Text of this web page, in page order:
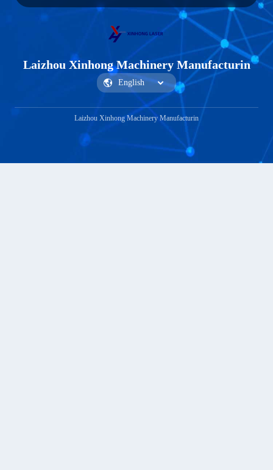
Laizhou Xinhong Machinery Manufacturin
Laizhou Xinhong Machinery Manufacturin